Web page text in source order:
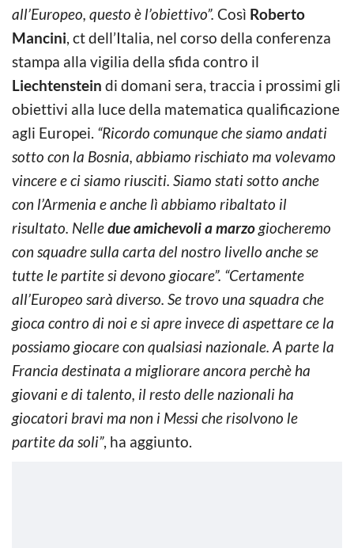
all’Europeo, questo è l’obiettivo”. Così Roberto
Mancini, ct dell’Italia, nel corso della conferenza
stampa alla vigilia della sfida contro il
Liechtenstein di domani sera, traccia i prossimi gli
obiettivi alla luce della matematica qualificazione
agli Europei. “Ricordo comunque che siamo andati
sotto con la Bosnia, abbiamo rischiato ma volevamo
vincere e ci siamo riusciti. Siamo stati sotto anche
con l’Armenia e anche lì abbiamo ribaltato il
risultato. Nelledue amichevoli a marzogiocheremo
con squadre sulla carta del nostro livello anche se
tutte le partite si devono giocare”. “Certamente
all’Europeo sarà diverso. Se trovo una squadra che
gioca contro di noi e si apre invece di aspettare ce la
possiamo giocare con qualsiasi nazionale. A parte la
Francia destinata a migliorare ancora perchè ha
giovani e di talento, il resto delle nazionali ha
giocatori bravi ma non i Messi che risolvono le
partite da soli”, ha aggiunto.